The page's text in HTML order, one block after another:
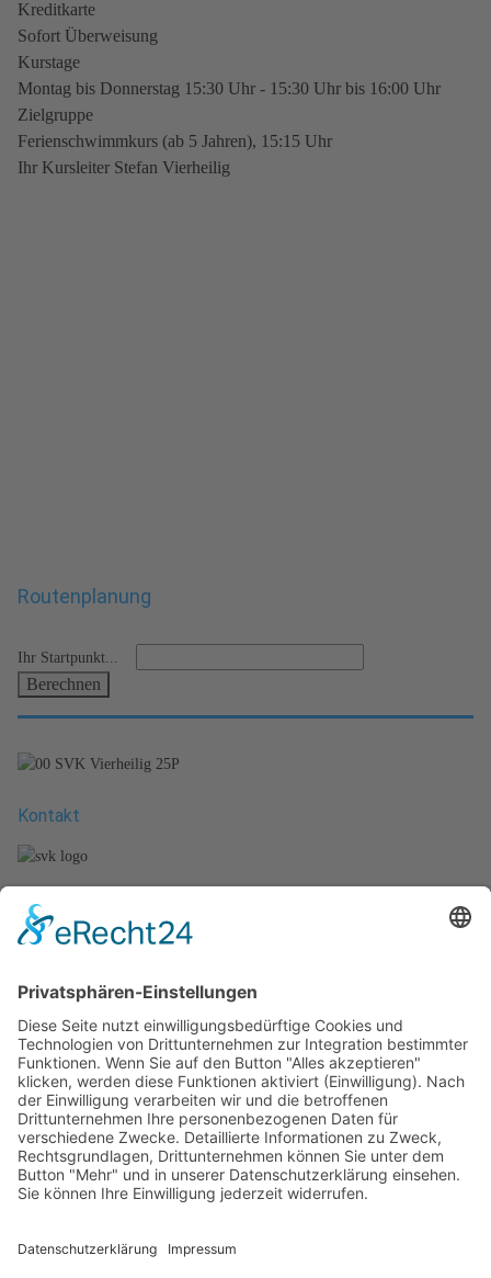
Kreditkarte
Sofort Überweisung
Kurstage
Montag bis Donnerstag 15:30 Uhr - 15:30 Uhr bis 16:00 Uhr
Zielgruppe
Ferienschwimmkurs (ab 5 Jahren), 15:15 Uhr
Ihr Kursleiter Stefan Vierheilig
Routenplanung
Ihr Startpunkt...
Kontakt
Künzeller Str. 26 b
36093 Künzell
Mobil.: +49 (170) - 2721292
E-Mail.: info@svk-schwimmschule.de
Unsere Kurse
-Säuglings- und Babyschwimmen
- Kleinkindschwimmen
-Kinderanfänger - Schwimmkurse
-Erwachsenenanfänger - Schwimmkurse
Impressum